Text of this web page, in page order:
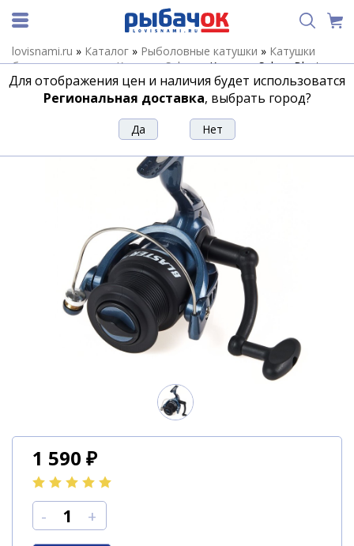
lovisnami.ru » Каталог » Рыболовные катушки » Катушки
безынерционные»Катушки Salmo»Катушка Salmo Blaster
FEEDER II 1 40FD
Катушка Salmo Blaster FEEDER II 1 40FD
1 590 ₽
- +
Для отображения цен и наличия будет использоватся
Региональная доставка, выбрать город?